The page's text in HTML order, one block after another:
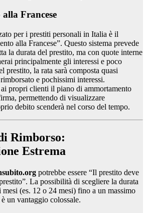
Francese
per i prestiti personali in Italia è il
alla Francese”. Questo sistema prevede
la durata del prestito, ma con quote interne
principalmente gli interessi e poco
prestito, la rata sarà composta quasi
e pochissimi interessi.
propri clienti il piano di ammortamento
permettendo di visualizzare
debito scenderà nel corso del tempo.
Rimborso:
Estrema
potrebbe essere “Il prestito deve
La possibilità di scegliere la durata
(es. 12 o 24 mesi) fino a un massimo
un vantaggio colossale.